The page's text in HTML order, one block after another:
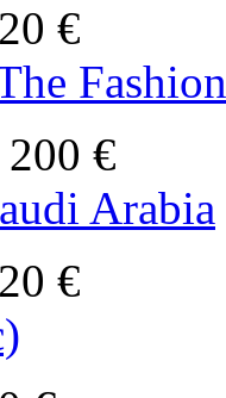
€
200 €
Arabia
€